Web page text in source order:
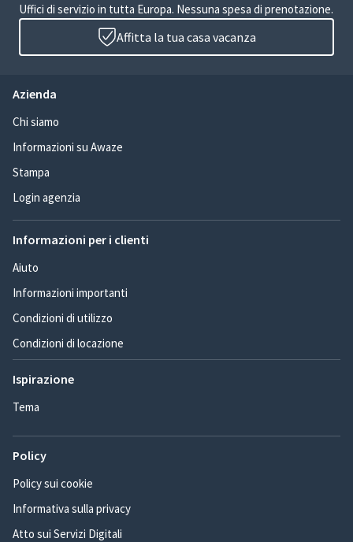
Uffici di servizio in tutta Europa. Nessuna spesa di prenotazione.
Affitta la tua casa vacanza
Azienda
Chi siamo
Informazioni su Awaze
Stampa
Login agenzia
Informazioni per i clienti
Aiuto
Informazioni importanti
Condizioni di utilizzo
Condizioni di locazione
Ispirazione
Tema
Policy
Policy sui cookie
Informativa sulla privacy
Atto sui Servizi Digitali